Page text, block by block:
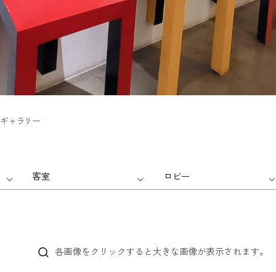
ャラリー
客室 ロビー
各画像をクリックすると大きな画像が表示されます。